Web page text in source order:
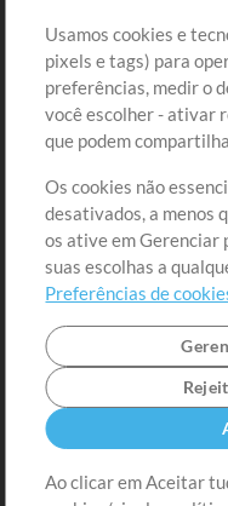
Comprar Créditos
Conteúdo Grátis
Solicite uma Música
Extras
Sessões
Envie seu conteúdo
Playlist
MT Conference
Usamos cookies e
pixels e tags) para
preferências, medir o
você escolher - ativar
que podem
Os cookies não
desativados, a menos
os ative em Gerenciar
suas escolhas a
Preferências de
Ao clicar em Aceitar